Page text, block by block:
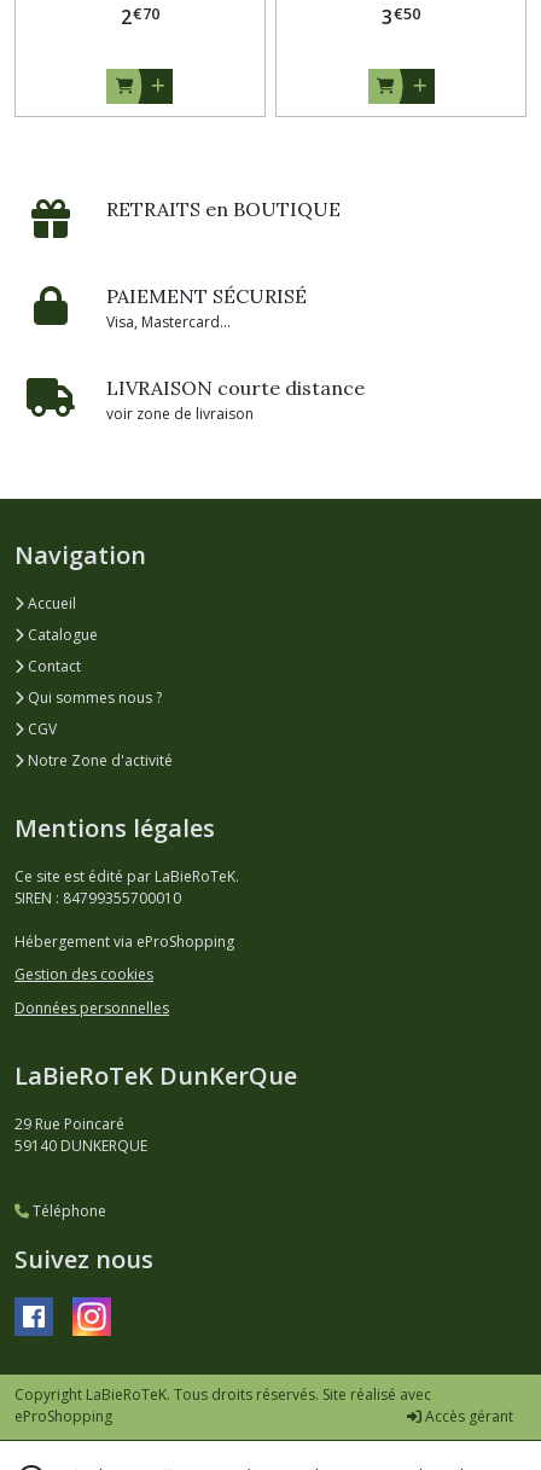
2€70 3€50
RETRAITS en BOUTIQUE
PAIEMENT SÉCURISÉ
Visa, Mastercard...
LIVRAISON courte distance
voir zone de livraison
Navigation
Accueil
Catalogue
Contact
Qui sommes nous ?
CGV
Notre Zone d'activité
Mentions légales
Ce site est édité par LaBieRoTeK.
SIREN : 84799355700010
Hébergement via eProShopping
Gestion des cookies
Données personnelles
LaBieRoTeK DunKerQue
29 Rue Poincaré
59140 DUNKERQUE
Téléphone
Suivez nous
Copyright LaBieRoTeK. Tous droits réservés. Site réalisé avec
eProShopping
Accès gérant